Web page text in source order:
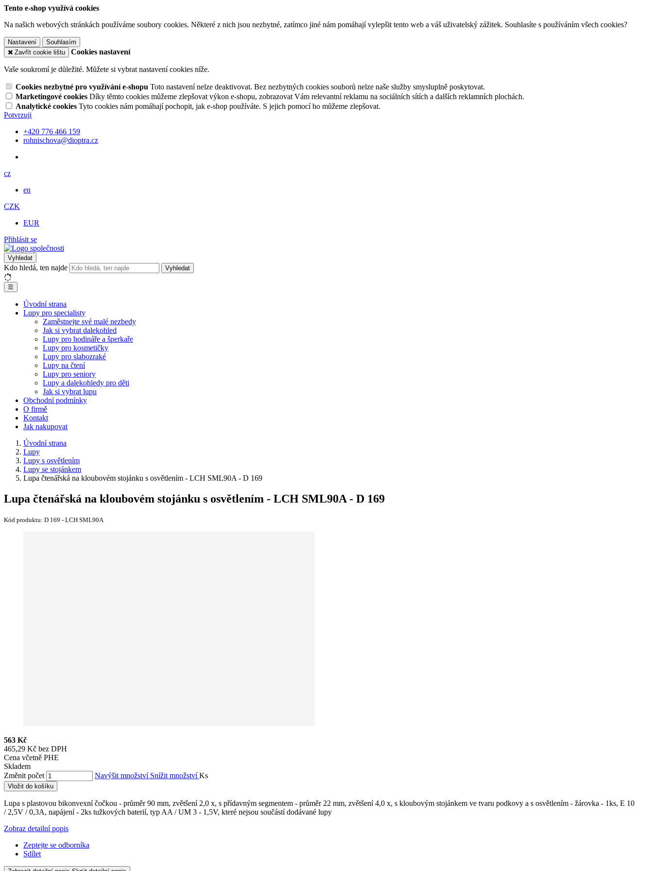
Tento e-shop využívá cookies
Na našich webových stránkách používáme soubory cookies. Některé z nich jsou nezbytné, zatímco jiné nám pomáhají vylepšit tento web a váš uživatelský zážitek. Souhlasíte s používáním všech cookies?
Nastavení
Souhlasím
Zavřít cookie lištu
Cookies nastavení
Vaše soukromí je důležité. Můžete si vybrat nastavení cookies níže.
Cookies nezbytné pro využívání e-shopu Toto nastavení nelze deaktivovat. Bez nezbytných cookies souborů nelze naše služby smysluplně poskytovat.
Marketingové cookies Díky těmto cookies můžeme zlepšovat výkon e-shopu, zobrazovat Vám relevantní reklamu na sociálních sítích a dalších reklamních plochách.
Analytické cookies Tyto cookies nám pomáhají pochopit, jak e-shop používáte. S jejich pomocí ho můžeme zlepšovat.
Potvrzuji
+420 776 466 159
rohnischova@dioptra.cz
cz
en
CZK
EUR
Přihlásit se
Vyhledat
Kdo hledá, ten najde Vyhledat
☰
Úvodní strana
Lupy pro specialisty
Zaměstnejte své malé nezbedy
Jak si vybrat dalekohled
Lupy pro hodináře a šperkaře
Lupy pro kosmetičky
Lupy pro slabozraké
Lupy na čtení
Lupy pro seniory
Lupy a dalekohledy pro děti
Jak si vybrat lupu
Obchodní podmínky
O firmě
Kontakt
Jak nakupovat
Úvodní strana
Lupy
Lupy s osvětlením
Lupy se stojánkem
Lupa čtenářská na kloubovém stojánku s osvětlením - LCH SML90A - D 169
Lupa čtenářská na kloubovém stojánku s osvětlením - LCH SML90A - D 169
Kód produktu: D 169 - LCH SML90A
563 Kč
465,29 Kč bez DPH
Cena včetně PHE
Skladem
Změnit počet
Navýšit množství Snížit množstvíKs
Vložit do košíku
Lupa s plastovou bikonvexní čočkou - průměr 90 mm, zvětšení 2,0 x, s přídavným segmentem - průměr 22 mm, zvětšení 4,0 x, s kloubovým stojánkem ve tvaru podkovy a s osvětlením - žárovka - 1ks, E 10
/ 2,5V / 0,3A, napájení - 2ks tužkových baterií, typ AA / UM 3 - 1,5V, které nejsou součástí dodávané lupy
Zobraz detailní popis
Zeptejte se odborníka
Sdílet